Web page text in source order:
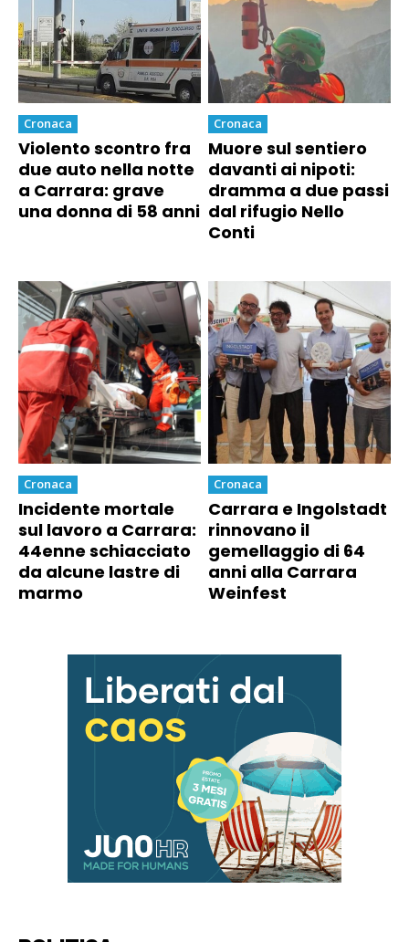
Cronaca
Violento scontro fra
due auto nella notte
a Carrara: grave
una donna di 58 anni
Cronaca
Muore sul sentiero
davanti ai nipoti:
dramma a due passi
dal rifugio Nello
Conti
Cronaca
Incidente mortale
sul lavoro a Carrara:
44enne schiacciato
da alcune lastre di
marmo
Cronaca
Carrara e Ingolstadt
rinnovano il
gemellaggio di 64
anni alla Carrara
Weinfest